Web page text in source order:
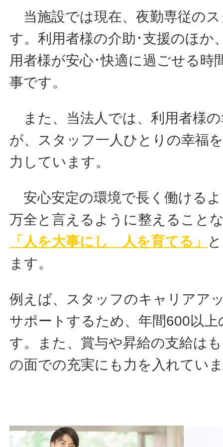
当施設では現在、夜勤専従の
す。利用者様の介助･支援のほか
用者様が安心･快適に過ごせる時
事です。
また、当法人では、利用者様
が、スタッフ一人ひとりの幸福
力しています。
安心安定の環境で長く働ける
万全と言えるように整えること
「人を大事にし 人を育てる」
ます。
例えば、スタッフのキャリアア
サポートするため、年間600以
す。また、賞与や昇給の支給は
の面での充実にも力を入れてい